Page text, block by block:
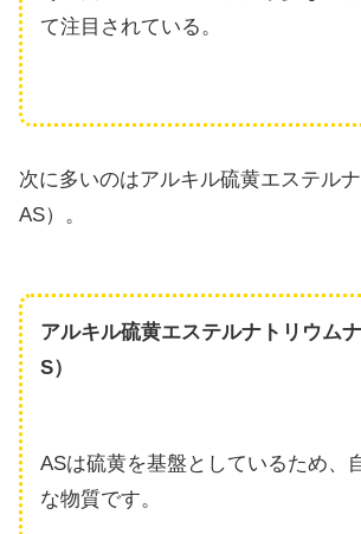
て注目されている。
次に多いのはアルキル硫黄エステル
AS）。
アルキル硫黄エステルナトリウム
S）
ASは硫黄を基盤としているため、
な物質です。